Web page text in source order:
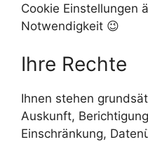
Cookie Einstellungen
Notwendigkeit 😉
Ihre Rechte
Ihnen stehen
Auskunft,
Einschränkung,